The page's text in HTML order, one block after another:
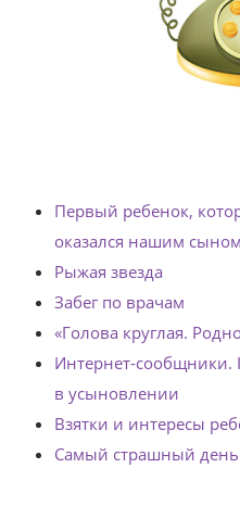
Первый ребенок,
оказался нашим сыном
Рыжая звезда
Забег по врачам
«Голова круглая.
Интернет-сообщники.
в усыновлении
Взятки и интересы
Самый страшный день